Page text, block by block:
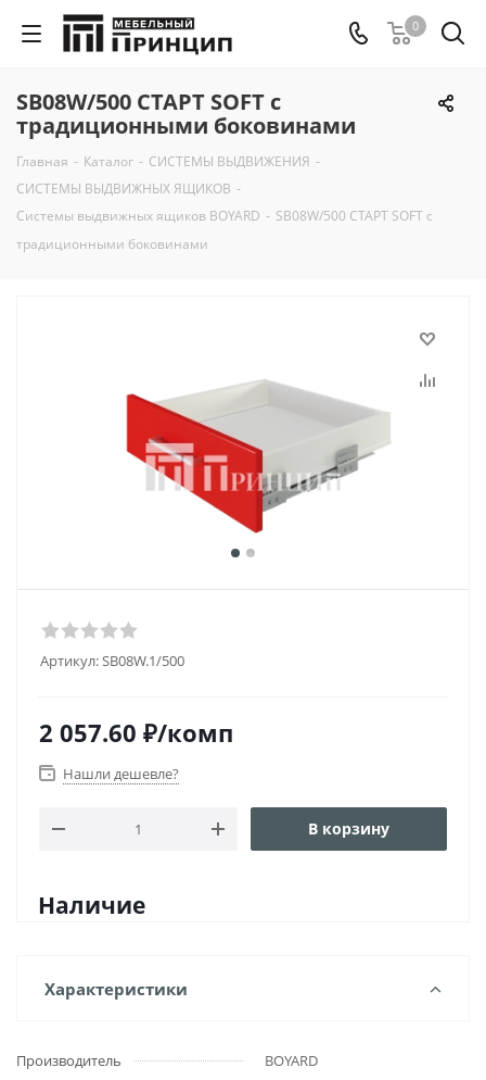
0
SB08W/500 СТАРТ SOFT с
традиционными боковинами
Главная - Каталог - СИСТЕМЫ ВЫДВИЖЕНИЯ -
СИСТЕМЫ ВЫДВИЖНЫХ ЯЩИКОВ -
Системы выдвижных ящиков BOYARD - SB08W/500 СТАРТ SOFT с
традиционными боковинами
Артикул:SB08W.1/500
2 057.60 ₽/комп
Нашли дешевле?
В корзину
Наличие
Характеристики
Производитель
BOYARD